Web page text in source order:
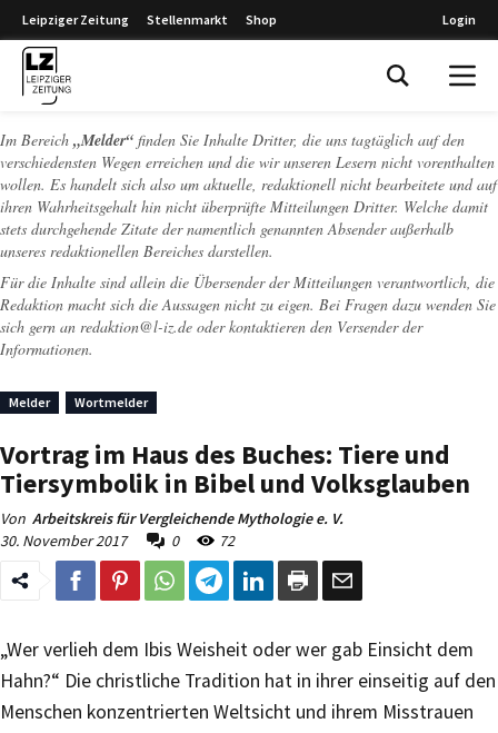
Leipziger Zeitung Stellenmarkt Shop Login
Im Bereich „Melder“ finden Sie Inhalte Dritter, die uns tagtäglich auf den
verschiedensten Wegen erreichen und die wir unseren Lesern nicht vorenthalten
wollen. Es handelt sich also um aktuelle, redaktionell nicht bearbeitete und auf
ihren Wahrheitsgehalt hin nicht überprüfte Mitteilungen Dritter. Welche damit
stets durchgehende Zitate der namentlich genannten Absender außerhalb
unseres redaktionellen Bereiches darstellen.
Für die Inhalte sind allein die Übersender der Mitteilungen verantwortlich, die
Redaktion macht sich die Aussagen nicht zu eigen. Bei Fragen dazu wenden Sie
sich gern an redaktion@l-iz.de oder kontaktieren den Versender der
Informationen.
Melder Wortmelder
Vortrag im Haus des Buches: Tiere und
Tiersymbolik in Bibel und Volksglauben
Von Arbeitskreis für Vergleichende Mythologie e. V.
30. November 2017
0 72
„Wer verlieh dem Ibis Weisheit oder wer gab Einsicht dem
Hahn?“ Die christliche Tradition hat in ihrer einseitig auf den
Menschen konzentrierten Weltsicht und ihrem Misstrauen